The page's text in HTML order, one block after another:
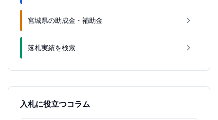
宮城県の助成金・補助金
落札実績を検索
入札に役立つコラム